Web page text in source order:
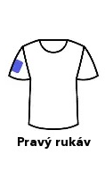
Pravý rukáv